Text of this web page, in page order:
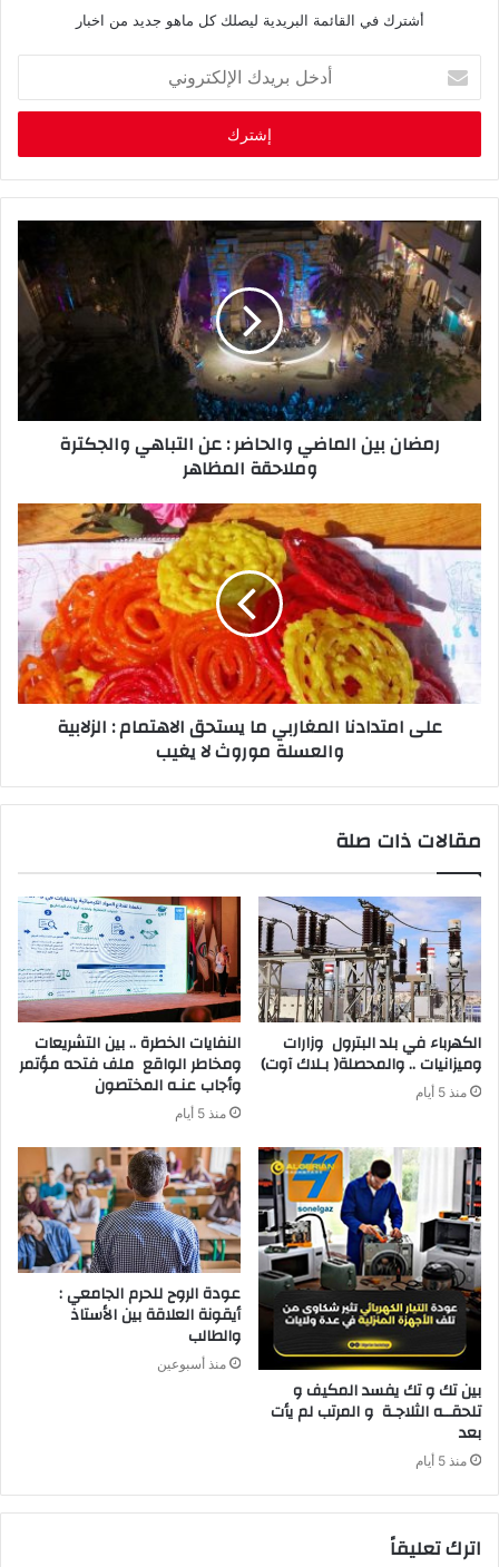
أشترك في القائمة البريدية ليصلك كل ماهو جديد من اخبار
خ
ب
ر
د
ا
إ
ل
ك
ر
رمضان بين الماضي والحاضر : عن التباهي والجكترة
وملاحقة المظاهر
على امتدادنا المغاربي ما يستحق الاهتمام : الزلابية
والعسلة موروث لا يغيب
مقالات ذات صلة
‬وميزانيات‭ .. ‬والمحصلة‭ )‬بـلاك‭ ‬آوت)
منذ 5 أيام ‬وأجاب‭ ‬عنـه‭ ‬المختصون
منذ 5 أيام
‬بعد‭ ‬
منذ 5 أيام
عودة الروح للحرم الجامعي :
أيقونة العلاقة بين الأستاذ
والطالب
منذ أسبوعين
اترك تعليقاً